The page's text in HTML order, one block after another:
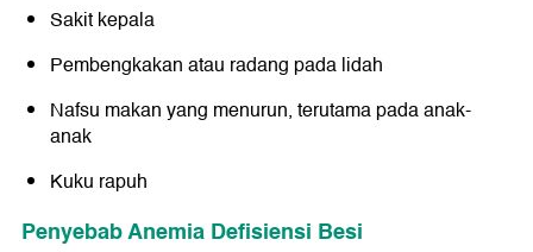
Sakit kepala
Pembengkakan atau radang pada lidah
Nafsu makan yang menurun, terutama pada anak-
anak
Kuku rapuh
Penyebab Anemia Defisiensi Besi